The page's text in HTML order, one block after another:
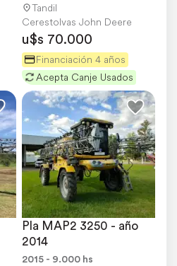
Tandil
Cerestolvas John Deere
u$s 70.000
Financiación 4 años
Acepta Canje Usados
Pla MAP2 3250 - año
2014
2015 - 9.000 hs